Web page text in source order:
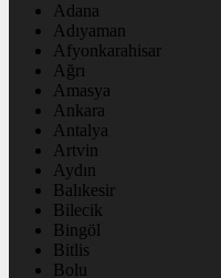
Adana
Adıyaman
Afyonkarahisar
Ağrı
Amasya
Ankara
Antalya
Artvin
Aydın
Balıkesir
Bilecik
Bingöl
Bitlis
Bolu